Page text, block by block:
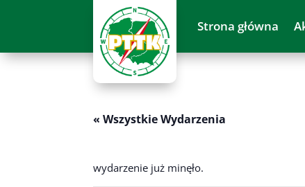
Strona główna
« Wszystkie Wydarzenia
wydarzenie już minęło.